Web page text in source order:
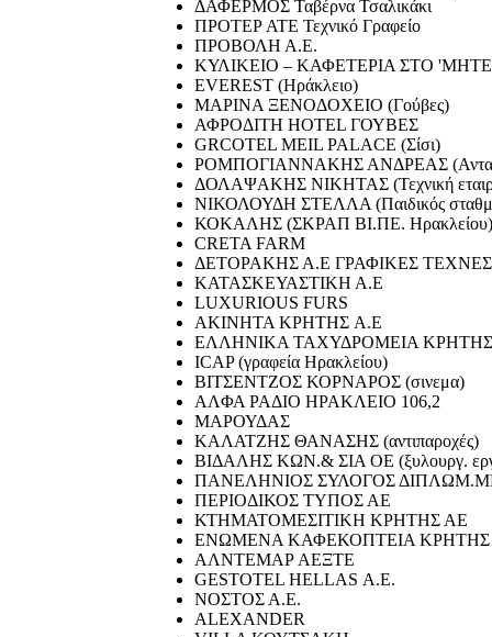
ΔΑΦΕΡΜΟΣ Ταβέρνα Τσαλικάκι
ΠΡΟΤΕΡ ΑΤΕ Τεχνικό Γραφείο
ΠΡΟΒΟΛΗ Α.Ε.
ΚΥΛΙΚΕΙΟ – ΚΑΦΕΤΕΡΙΑ ΣΤΟ
EVEREST (Ηράκλειο)
ΜΑΡΙΝΑ ΞΕΝΟΔΟΧΕΙΟ (Γούβες)
ΑΦΡΟΔΙΤΗ HOTEL ΓΟΥΒΕΣ
GRCOTEL MEIL PALACE (Σίσι)
ΡΟΜΠΟΓΙΑΝΝΑΚΗΣ ΑΝΔΡΕΑΣ
ΔΟΛΑΨΑΚΗΣ ΝΙΚΗΤΑΣ (Τεχνική
ΝΙΚΟΛΟΥΔΗ ΣΤΕΛΛΑ (Παιδικός
ΚΟΚΑΛΗΣ (ΣΚΡΑΠ ΒΙ.ΠΕ. Ηρακλείου)
CRETA FARM
ΔΕΤΟΡΑΚΗΣ Α.Ε ΓΡΑΦΙΚΕΣ ΤΕΧΝΕΣ
ΚΑΤΑΣΚΕΥΑΣΤΙΚΗ Α.Ε
LUXURIOUS FURS
ΑΚΙΝΗΤΑ ΚΡΗΤΗΣ A.E
ΕΛΛΗΝΙΚΑ ΤΑΧΥΔΡΟΜΕΙΑ ΚΡΗΤΗΣ
ICAP (γραφεία Ηρακλείου)
ΒΙΤΣΕΝΤΖΟΣ ΚΟΡΝΑΡΟΣ (σινεμα)
ΑΛΦΑ ΡΑΔΙΟ ΗΡΑΚΛΕΙΟ 106,2
ΜΑΡΟΥΔΑΣ
ΚΑΛΑΤΖΗΣ ΘΑΝΑΣΗΣ (αντιπαροχές)
ΒΙΔΑΛΗΣ ΚΩΝ.& ΣΙΑ ΟΕ (ξυλουργ.
ΠΑΝΕΛΗΝΙΟΣ ΣΥΛΟΓΟΣ
ΠΕΡΙΟΔΙΚΟΣ ΤΥΠΟΣ ΑΕ
ΚΤΗΜΑΤΟΜΕΣΙΤΙΚΗ ΚΡΗΤΗΣ ΑΕ
ΕΝΩΜΕΝΑ ΚΑΦΕΚΟΠΤΕΙΑ ΚΡΗΤΗΣ
ΑΛΝΤΕΜΑΡ ΑΕΞΤΕ
GESTOTEL HELLAS Α.Ε.
ΝΟΣΤΟΣ Α.Ε.
ALEXANDER